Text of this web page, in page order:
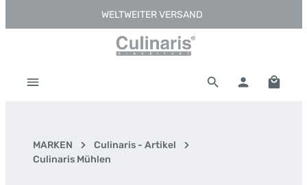
Zum Hauptinhalt springenWELTWEITER VERSAND
MARKEN
Culinaris - Artikel
Culinaris Mühlen